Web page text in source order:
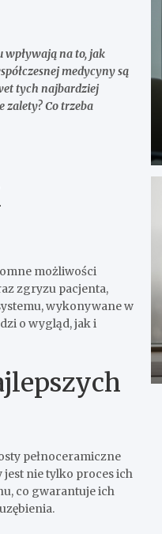
na to, jak
medycyny są
tych najbardziej
zalety? Co trzeba
możliwości
zgryzu pacjenta,
wykonywane w
o wygląd, jak i
pełnoceramiczne
jest nie tylko proces ich
co gwarantuje ich